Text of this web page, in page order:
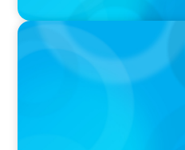
Boyden Named a Top 5
by Forbes